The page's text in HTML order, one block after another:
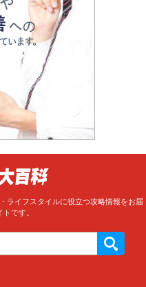
ライフスタイルに役立つ攻略情報をお届
です。